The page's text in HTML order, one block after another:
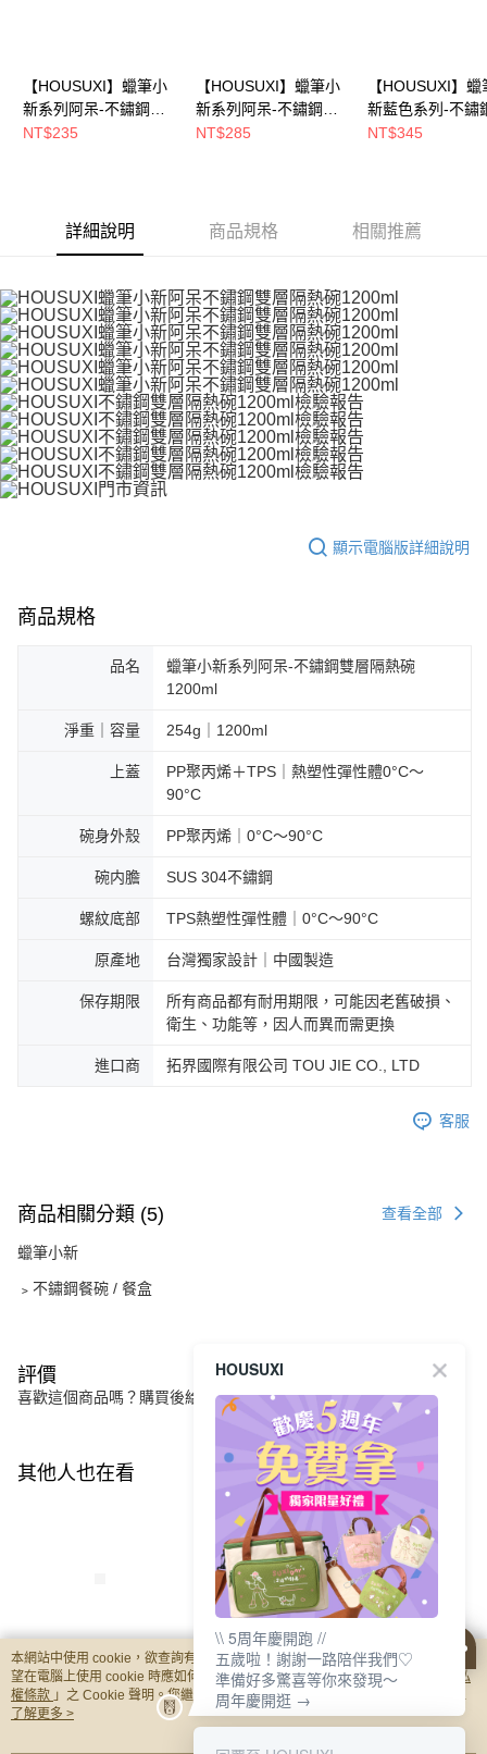
【HOUSUXI】蠟筆小
新系列阿呆-不鏽鋼雙
層隔熱碗420ml(A04)
NT$235
【HOUSUXI】蠟筆小
新系列阿呆-不鏽鋼雙
層隔熱碗730ml(A04)
NT$285
【HOUSUXI】蠟
新藍色系列-不鏽
層隔熱碗
NT$345
詳細說明 商品規格 相關推薦
顯示電腦版詳細說明
商品規格
品名
蠟筆小新系列阿呆-不鏽鋼雙層隔熱碗
1200ml
淨重｜容量 254g｜1200ml
上蓋
PP聚丙烯＋TPS｜熱塑性彈性體0°C～
90°C
碗身外殼 PP聚丙烯｜0°C～90°C
碗内膽 SUS 304不鏽鋼
螺紋底部 TPS熱塑性彈性體｜0°C～90°C
原產地 台灣獨家設計｜中國製造
保存期限
所有商品都有耐用期限，可能因老舊破損、
衛生、功能等，因人而異而需更換
進口商 拓界國際有限公司 TOU JIE CO., LTD
客服
商品相關分類 (5) 查看全部
蠟筆小新
﹥不鏽鋼餐碗 / 餐盒
評價
喜歡這個商品嗎？購買後給他一個好評吧
其他人也在看
【HOUSUXI】蠟筆小
新系列阿呆-不鏽鋼雙
層隔熱碗420ml(A04)
NT$235
【HOUSUXI】蠟筆小
新系列阿呆-不鏽鋼雙
層隔熱碗730ml(A04)
【5周年慶↘三件75
NT$285
【HOUSUXI】蠟
新藍色系列-不鏽
層隔熱碗
NT$345
本網站中使用 cookie，欲查詢有關本網站使用 cookie 方式之詳情，及若您不希
望在電腦上使用 cookie 時應如何變更電腦的 cookie 設定，請參閱本網站「
隱私
權條款 」之 Cookie 聲明。您繼續使用本網站即表示您同意本公司得按本網站使
用條款之 Cookie 聲明使用 cookie。
了解更多 >
HOUSUXI
\\ 5周年慶開跑 //
五歲啦！謝謝一路陪伴我們♡
準備好多驚喜等你來發現～
周年慶開逛 →